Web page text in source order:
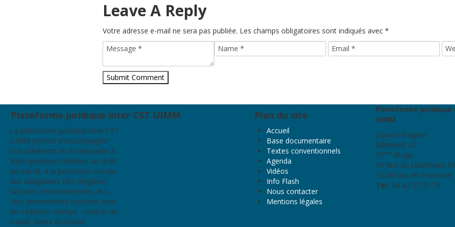
Leave A Reply
Votre adresse e-mail ne sera pas publiée. Les champs obligatoires sont indiqués avec *
Plateforme juridique inter CST UIMM
La plateforme juridique inter CST
UIMM permet d’accompagner
nos adhérents et de répondre à
leurs questions relatives au droit
du travail, à la protection sociale,
aux obligations HSE (Hygiène,
Sécurité, Environnement), etc…
Nos interventions couvrent ainsi
de multiples champs : contrat de
travail, durée du travail,
Plan du site
Accueil
Base documentaire
Textes conventionnels
Agenda
Vidéos
Info Flash
Nous contacter
Mentions légales
Plateforme juridique
UIMM
Espace Wagner
Bâtiment A2
2ème étage
10 Rue du Lieutenant
13290 Aix-en-Provence
Tél. 04 42 27 32 75